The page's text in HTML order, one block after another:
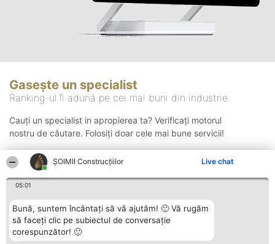
ȘOIMII Construcțiilor Live chat
05:01
Bună, suntem încântați să vă ajutăm! 🙂 Vă rugăm
să faceți clic pe subiectul de conversație
corespunzător! 🙂
Gasește un specialist
Ranking-ul îi adună pe cei mai buni din industrie
Cauți un specialist in apropierea ta? Verificați motorul
nostru de căutare. Folosiți doar cele mai bune servicii!